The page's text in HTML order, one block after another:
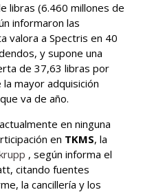
libras (6.460 millones de
informaron las
valora a Spectris en 40
y supone una
de 37,63 libras por
mayor adquisición
va de año.
en ninguna
en TKMS, la
, según informa el
citando fuentes
la cancillería y los